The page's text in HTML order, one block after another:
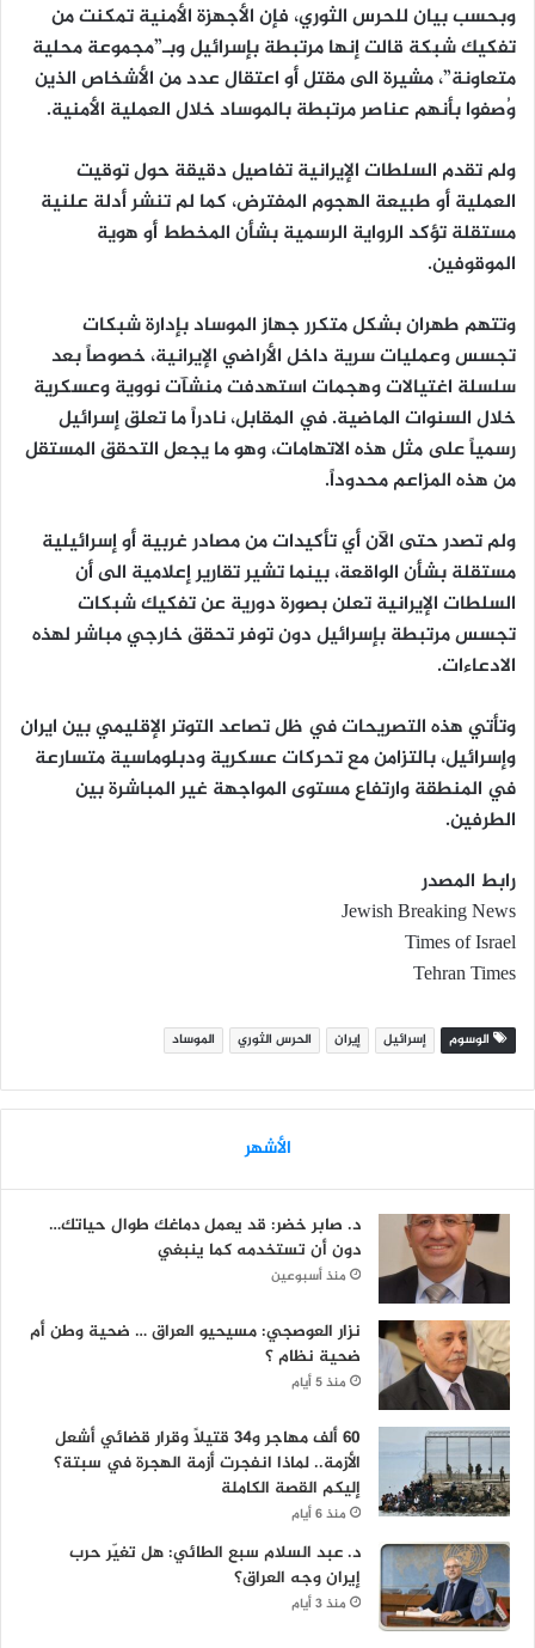
وبحسب بيان للحرس الثوري، فإن الأجهزة الأمنية تمكنت من
تفكيك شبكة قالت إنها مرتبطة بإسرائيل وبـ”مجموعة محلية
متعاونة”، مشيرة الى مقتل أو اعتقال عدد من الأشخاص الذين
وُصفوا بأنهم عناصر مرتبطة بالموساد خلال العملية الأمنية.
ولم تقدم السلطات الإيرانية تفاصيل دقيقة حول توقيت
العملية أو طبيعة الهجوم المفترض، كما لم تنشر أدلة علنية
مستقلة تؤكد الرواية الرسمية بشأن المخطط أو هوية
الموقوفين.
وتتهم طهران بشكل متكرر جهاز الموساد بإدارة شبكات
تجسس وعمليات سرية داخل الأراضي الإيرانية، خصوصاً بعد
سلسلة اغتيالات وهجمات استهدفت منشآت نووية وعسكرية
خلال السنوات الماضية. في المقابل، نادراً ما تعلق إسرائيل
رسمياً على مثل هذه الاتهامات، وهو ما يجعل التحقق المستقل
من هذه المزاعم محدوداً.
ولم تصدر حتى الآن أي تأكيدات من مصادر غربية أو إسرائيلية
مستقلة بشأن الواقعة، بينما تشير تقارير إعلامية الى أن
السلطات الإيرانية تعلن بصورة دورية عن تفكيك شبكات
تجسس مرتبطة بإسرائيل دون توفر تحقق خارجي مباشر لهذه
الادعاءات.
وتأتي هذه التصريحات في ظل تصاعد التوتر الإقليمي بين ايران
وإسرائيل، بالتزامن مع تحركات عسكرية ودبلوماسية متسارعة
في المنطقة وارتفاع مستوى المواجهة غير المباشرة بين
الطرفين.
رابط المصدر
Jewish Breaking News
Times of Israel
Tehran Times
الوسوم إسرائيل إيران الحرس الثوري الموساد
الأشهر
د. صابر خضر: قد يعمل دماغك طوال حياتك…
دون أن تستخدمه كما ينبغي
منذ أسبوعين
نزار العوصجي: مسيحيو العراق … ضحية وطن أم
ضحية نظام ؟
منذ 5 أيام
60 ألف مهاجر و34 قتيلاً وقرار قضائي أشعل
الأزمة.. لماذا انفجرت أزمة الهجرة في سبتة؟
إليكم القصة الكاملة
منذ 6 أيام
د. عبد السلام سبع الطائي: هل تغيّر حرب
إيران وجه العراق؟
منذ 3 أيام